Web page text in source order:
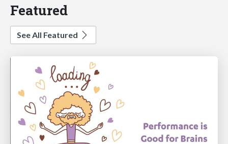
Featured
See All Featured